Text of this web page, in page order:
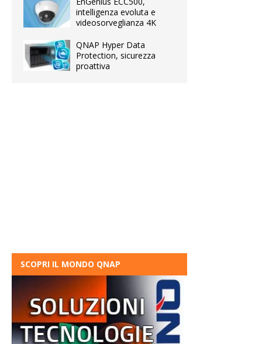
intelligenza evoluta e
videosorveglianza 4K
QNAP Hyper Data
Protection, sicurezza
proattiva
SCOPRI IL MONDO QNAP